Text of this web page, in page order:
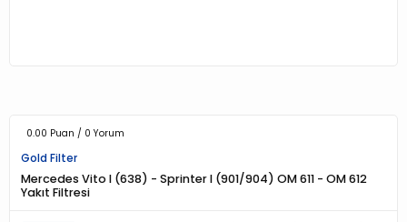
0.00 Puan / 0 Yorum
Gold Filter
Mercedes Vito I (638) - Sprinter I (901/904) OM 611 - OM 612
Yakıt Filtresi